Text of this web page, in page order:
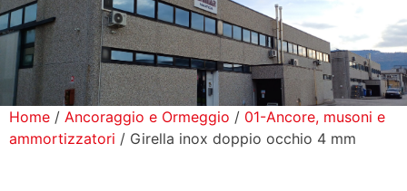
Prodotti
Home / Ancoraggio e Ormeggio / 01-Ancore, musoni e
ammortizzatori / Girella inox doppio occhio 4 mm